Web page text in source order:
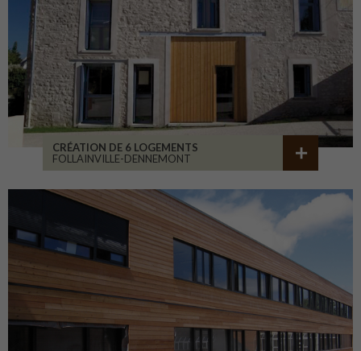
CRÉATION DE 6 LOGEMENTS
FOLLAINVILLE-DENNEMONT